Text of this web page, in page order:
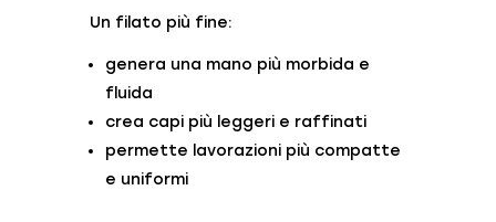
Un filato più fine:
genera una mano più morbida e
fluida
crea capi più leggeri e raffinati
permette lavorazioni più compatte
e uniformi